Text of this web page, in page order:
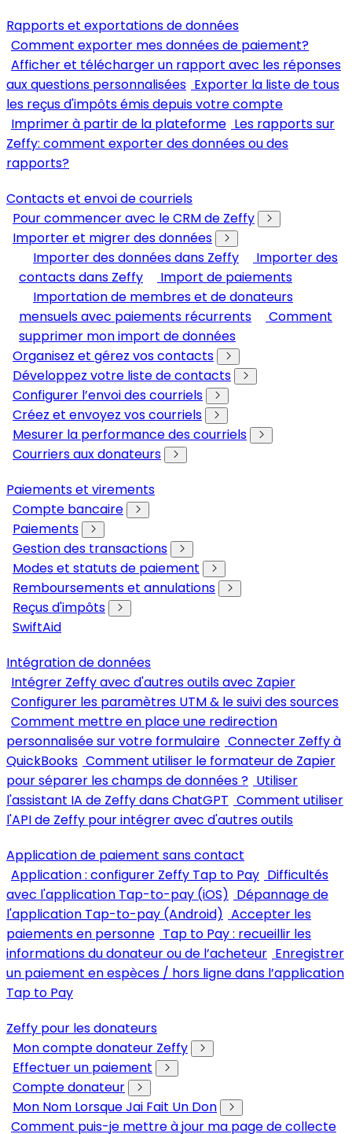
Rapports et exportations de données
Comment exporter mes données de paiement?
Afficher et télécharger un rapport avec les réponses
aux questions personnalisées Exporter la liste de tous
les reçus d'impôts émis depuis votre compte
Imprimer à partir de la plateforme Les rapports sur
Zeffy: comment exporter des données ou des
rapports?
Contacts et envoi de courriels
Pour commencer avec le CRM de Zeffy
Importer et migrer des données
Importer des données dans Zeffy
Importer des
contacts dans Zeffy
Import de paiements
Importation de membres et de donateurs
mensuels avec paiements récurrents
Comment
supprimer mon import de données
Organisez et gérez vos contacts
Développez votre liste de contacts
Configurer l’envoi des courriels
Créez et envoyez vos courriels
Mesurer la performance des courriels
Courriers aux donateurs
Paiements et virements
Compte bancaire
Paiements
Gestion des transactions
Modes et statuts de paiement
Remboursements et annulations
Reçus d'impôts
SwiftAid
Intégration de données
Intégrer Zeffy avec d'autres outils avec Zapier
Configurer les paramètres UTM & le suivi des sources
Comment mettre en place une redirection
personnalisée sur votre formulaire Connecter Zeffy à
QuickBooks Comment utiliser le formateur de Zapier
pour séparer les champs de données ? Utiliser
l'assistant IA de Zeffy dans ChatGPT Comment utiliser
l'API de Zeffy pour intégrer avec d'autres outils
Application de paiement sans contact
Application : configurer Zeffy Tap to Pay Difficultés
avec l'application Tap-to-pay (iOS) Dépannage de
l'application Tap-to-pay (Android) Accepter les
paiements en personne Tap to Pay : recueillir les
informations du donateur ou de l’acheteur Enregistrer
un paiement en espèces / hors ligne dans l’application
Tap to Pay
Zeffy pour les donateurs
Mon compte donateur Zeffy
Effectuer un paiement
Compte donateur
Mon Nom Lorsque Jai Fait Un Don
Comment puis-je mettre à jour ma page de collecte